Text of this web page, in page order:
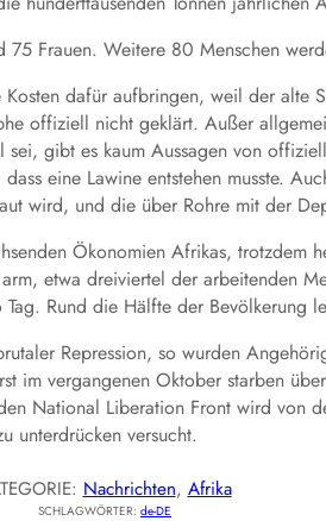
75 Frauen. Weitere 80 Menschen
dafür aufbringen, weil der alte
offiziell nicht geklärt. Außer
gibt es kaum Aussagen von
eine Lawine entstehen musste.
wird, und die über Rohre mit der
Ökonomien Afrikas, trotzdem
etwa dreiviertel der arbeitenden
Rund die Hälfte der Bevölkerung
Repression, so wurden
im vergangenen Oktober starben
National Liberation Front wird von
unterdrücken versucht.
Nachrichten, Afrika
SCHLAGWÖRTER: de-DE